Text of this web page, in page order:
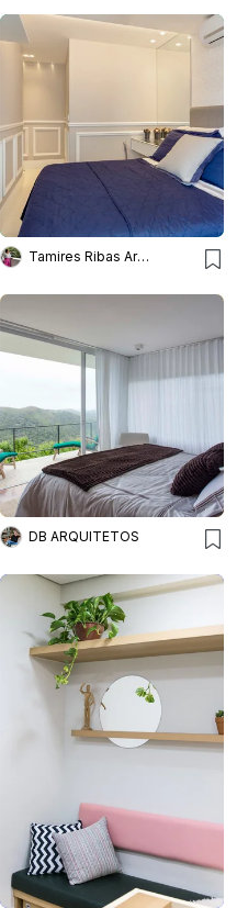
Tamires Ribas Arquitetura
DB ARQUITETOS